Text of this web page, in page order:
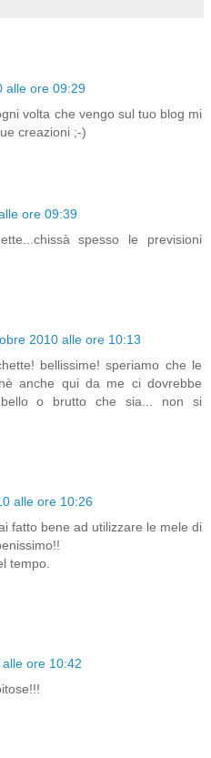
alle ore 09:29
volta che vengo sul tuo blog mi
creazioni ;-)
ore 09:39
spesso le previsioni
2010 alle ore 10:13
bellissime! speriamo che le
anche qui da me ci dovrebbe
o brutto che sia... non si
alle ore 10:26
fatto bene ad utilizzare le mele di
tempo.
ore 10:42